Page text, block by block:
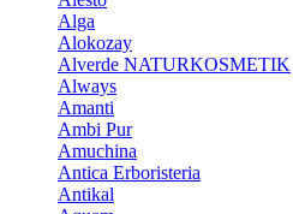
Alga
Alokozay
Alverde NATURKOSMETIK
Always
Amanti
Ambi Pur
Amuchina
Antica Erboristeria
Antikal